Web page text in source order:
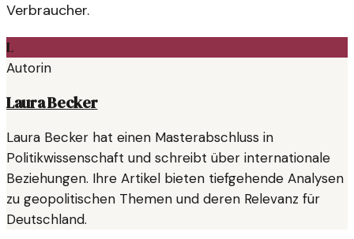
Verbraucher.
L
Autorin
Laura Becker
Laura Becker hat einen Masterabschluss in
Politikwissenschaft und schreibt über internationale
Beziehungen. Ihre Artikel bieten tiefgehende Analysen
zu geopolitischen Themen und deren Relevanz für
Deutschland.